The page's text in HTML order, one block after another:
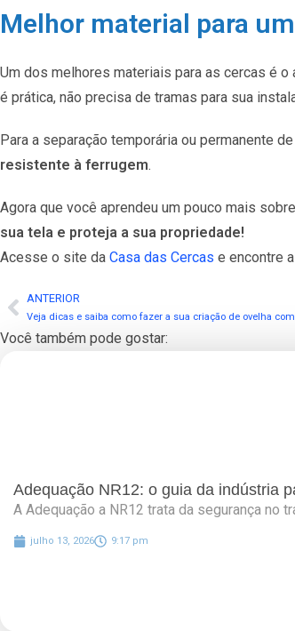
Melhor material para
Um dos melhores materiais para as cercas é o
é prática, não precisa de tramas para sua
Para a separação temporária ou permanente
resistente à ferrugem.
Agora que você aprendeu um pouco mais
sua tela e proteja a sua propriedade!
Acesse o site da Casa das Cercas e encontre
ANTERIOR
Veja dicas e saiba como fazer a sua criação de ovelha
Você também pode gostar:
Adequação NR12: o guia da indústria
A Adequação a NR12 trata da segurança no
julho 13, 2026 9:17 pm